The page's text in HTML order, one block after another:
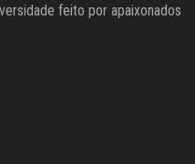
feito por apaixonados